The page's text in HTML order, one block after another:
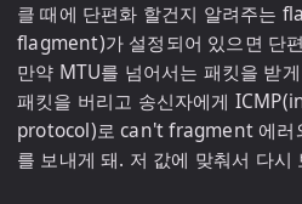
클 때에 단편화 할건지 알려주는
flagment)가 설정되어 있으면 단
만약 MTU를 넘어서는 패킷을 받
패킷을 버리고 송신자에게
protocol)로 can't fragment 에러
를 보내게 돼. 저 값에 맞춰서 다시